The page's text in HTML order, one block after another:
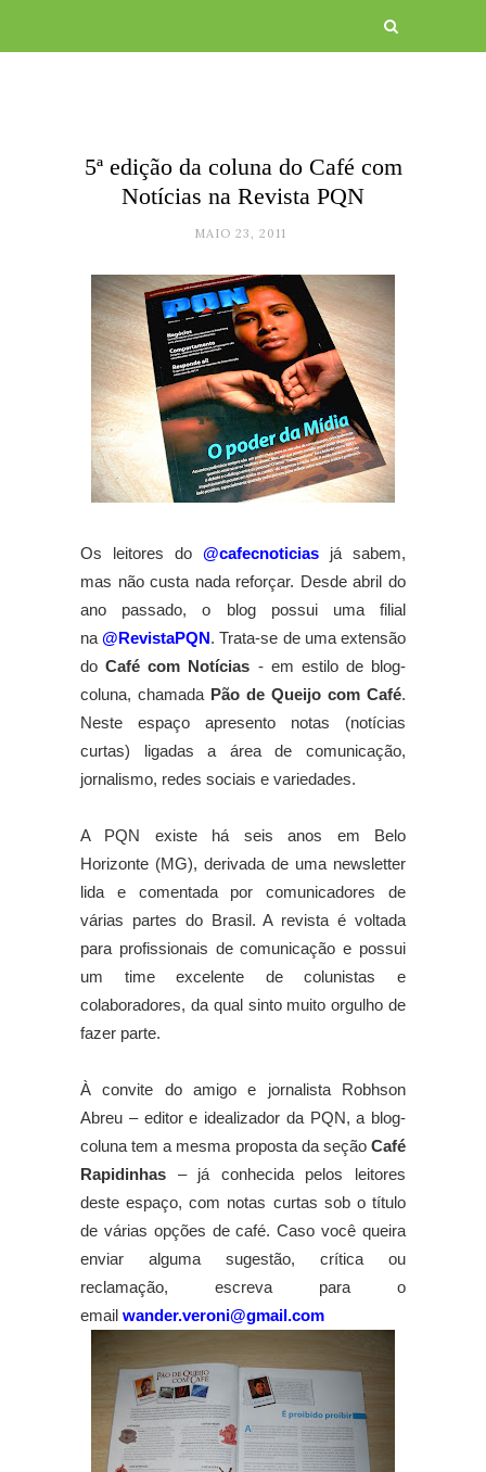
5ª edição da coluna do Café com
Notícias na Revista PQN
MAIO 23, 2011
Os leitores do @cafecnoticias já sabem,
mas não custa nada reforçar. Desde abril do
ano passado, o blog possui uma filial
na@RevistaPQN. Trata-se de uma extensão
doCafé com Notícias - em estilo de blog-
coluna, chamada Pão de Queijo com Café.
Neste espaço apresento notas (notícias
curtas) ligadas a área de comunicação,
jornalismo, redes sociais e variedades.
A PQN existe há seis anos em Belo
Horizonte (MG), derivada de uma newsletter
lida e comentada por comunicadores de
várias partes do Brasil. A revista é voltada
para profissionais de comunicação e possui
um time excelente de colunistas e
colaboradores, da qual sinto muito orgulho de
fazer parte.
À convite do amigo e jornalista Robhson
Abreu – editor e idealizador da PQN, a blog-
coluna tem a mesma proposta da seção Café
Rapidinhas – já conhecida pelos leitores
deste espaço, com notas curtas sob o título
de várias opções de café. Caso você queira
enviar alguma sugestão, crítica ou
reclamação, escreva para o
email wander.veroni@gmail.com